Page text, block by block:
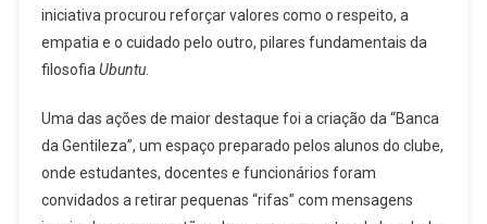
iniciativa procurou reforçar valores como o respeito, a
empatia e o cuidado pelo outro, pilares fundamentais da
filosofia Ubuntu.
Uma das ações de maior destaque foi a criação da “Banca
da Gentileza”, um espaço preparado pelos alunos do clube,
onde estudantes, docentes e funcionários foram
convidados a retirar pequenas “rifas” com mensagens